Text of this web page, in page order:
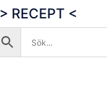
> RECEPT <